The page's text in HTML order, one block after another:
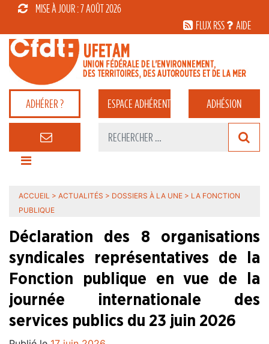
MISE À JOUR : 7 AOÛT 2026
FLUX RSS
AIDE
ADHÉRER ? ESPACEADHÉRENT ADHÉSION
ACCUEIL > ACTUALITÉS > DOSSIERS À LA UNE > LA FONCTION
PUBLIQUE
Déclaration des 8 organisations
syndicales représentatives de la
Fonction publique en vue de la
journée internationale des
services publics du 23 juin 2026